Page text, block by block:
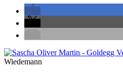
Seitenleiste
Wiedemann